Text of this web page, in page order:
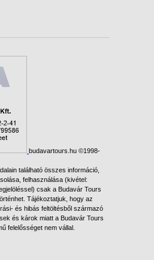
budavartours.hu ©1998-
található összes információ,
felhasználása (kivétel:
csak a Budavár Tours
Tájékoztatjuk, hogy az
és hibás feltöltésből származó
és károk miatt a Budavár Tours
felelősséget nem vállal.